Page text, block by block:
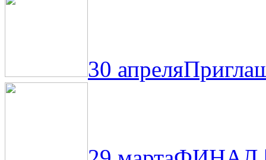
30 апреля